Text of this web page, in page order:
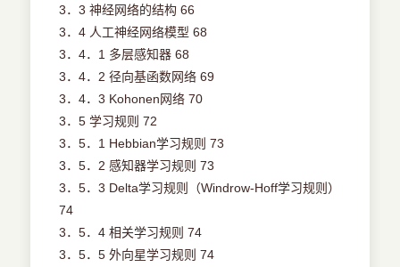
3．3 神经网络的结构 66
3．4 人工神经网络模型 68
3．4．1 多层感知器 68
3．4．2 径向基函数网络 69
3．4．3 Kohonen网络 70
3．5 学习规则 72
3．5．1 Hebbian学习规则 73
3．5．2 感知器学习规则 73
3．5．3 Delta学习规则（Windrow-Hoff学习规则）
74
3．5．4 相关学习规则 74
3．5．5 外向星学习规则 74